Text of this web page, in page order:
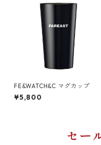
FE&WATCH&C マグカップ
¥5,800
セー